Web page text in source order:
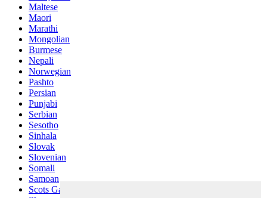
Maltese
Maori
Marathi
Mongolian
Burmese
Nepali
Norwegian
Pashto
Persian
Punjabi
Serbian
Sesotho
Sinhala
Slovak
Slovenian
Somali
Samoan
Scots Gaelic